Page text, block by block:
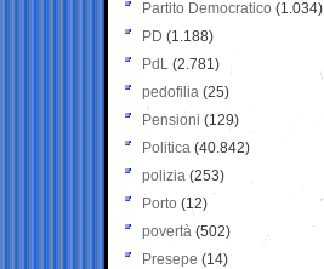
Partito Democratico (1.034)
PD (1.188)
PdL (2.781)
pedofilia (25)
Pensioni (129)
Politica (40.842)
polizia (253)
Porto (12)
povertà (502)
Presepe (14)